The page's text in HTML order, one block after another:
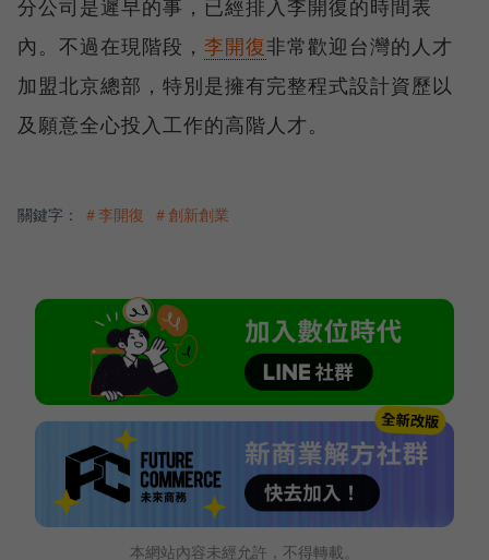
分公司是遲早的事，已經排入李開復的時間表
內。不過在現階段， 李開復非常歡迎台灣的人才
加盟北京總部，特別是擁有完整程式設計資歷以
及願意全心投入工作的高階人才。
關鍵字： ＃李開復 ＃創新創業
本網站內容未經允許，不得轉載。